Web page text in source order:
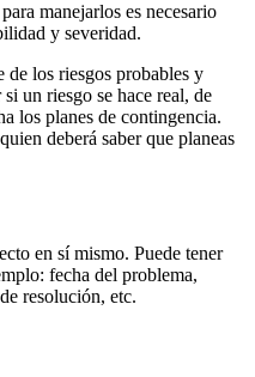
manejarlos es necesario
y severidad.
de los riesgos probables y
un riesgo se hace real, de
los planes de contingencia.
deberá saber que planeas
en sí mismo. Puede tener
fecha del problema,
resolución, etc.